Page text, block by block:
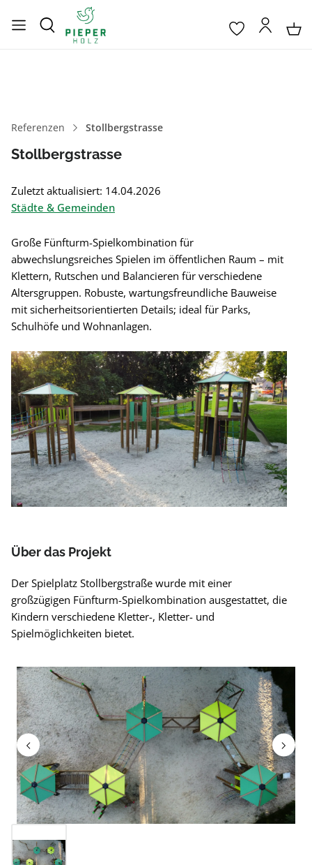
Referenzen Stollbergstrasse
Stollbergstrasse
Zuletzt aktualisiert: 14.04.2026
Städte & Gemeinden
Große Fünfturm-Spielkombination für
abwechslungsreiches Spielen im öffentlichen Raum – mit
Klettern, Rutschen und Balancieren für verschiedene
Altersgruppen. Robuste, wartungsfreundliche Bauweise
mit sicherheitsorientierten Details; ideal für Parks,
Schulhöfe und Wohnanlagen.
Über das Projekt
Der Spielplatz Stollbergstraße wurde mit einer
großzügigen Fünfturm-Spielkombination ausgestattet, die
Kindern verschiedene Kletter-, Kletter- und
Spielmöglichkeiten bietet.
Bildergalerie überspringen